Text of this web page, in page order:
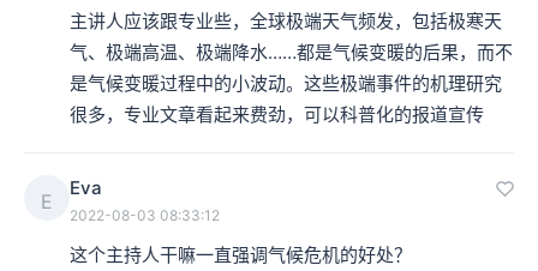
主讲人应该跟专业些，全球极端天气频发，包括极寒天
气、极端高温、极端降水……都是气候变暖的后果，而不
是气候变暖过程中的小波动。这些极端事件的机理研究
很多，专业文章看起来费劲，可以科普化的报道宣传
E
Eva
2022-08-03 08:33:12
这个主持人干嘛一直强调气候危机的好处？